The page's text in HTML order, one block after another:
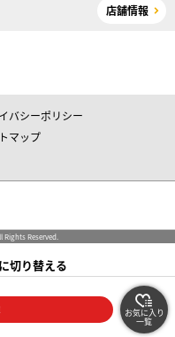
店舗情報
バシーポリシー
マップ
Reserved.
切り替える
お気に入り
一覧